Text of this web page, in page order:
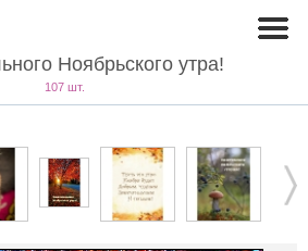
Ноябрьского утра!
107 шт.